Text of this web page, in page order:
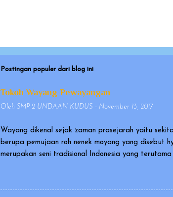
Postingan populer dari blog ini
Tokoh Wayang Pewayangan
Oleh SMP 2 UNDAAN KUDUS - November 13, 2017
Wayang dikenal sejak zaman prasejarah yaitu
berupa pemujaan roh nenek moyang yang disebut
merupakan seni tradisional Indonesia yang
sangat berharga (Masterpiece of Oral and
memakai kostum, yang dikenal sebagai wayang